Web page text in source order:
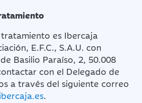
es Ibercaja
E.F.C., S.A.U. con
Basilio Paraíso, 2, 50.008
con el Delegado de
a través del siguiente correo
.